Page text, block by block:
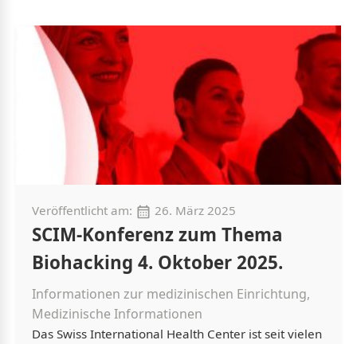
Veröffentlicht am: 26. März 2025
SCIM-Konferenz zum Thema
Biohacking 4. Oktober 2025.
Informationen zur medizinischen Einrichtung,
Medizinische Informationen
Das Swiss International Health Center ist seit vielen